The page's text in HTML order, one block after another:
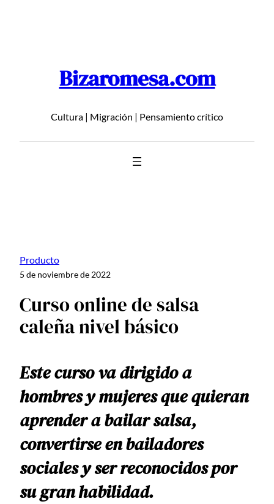
Bizaromesa.com
Cultura | Migración | Pensamiento crítico
Producto
5 de noviembre de 2022
Curso online de salsa
caleña nivel básico
Este curso va dirigido a
hombres y mujeres que quieran
aprender a bailar salsa,
convertirse en bailadores
sociales y ser reconocidos por
su gran habilidad.